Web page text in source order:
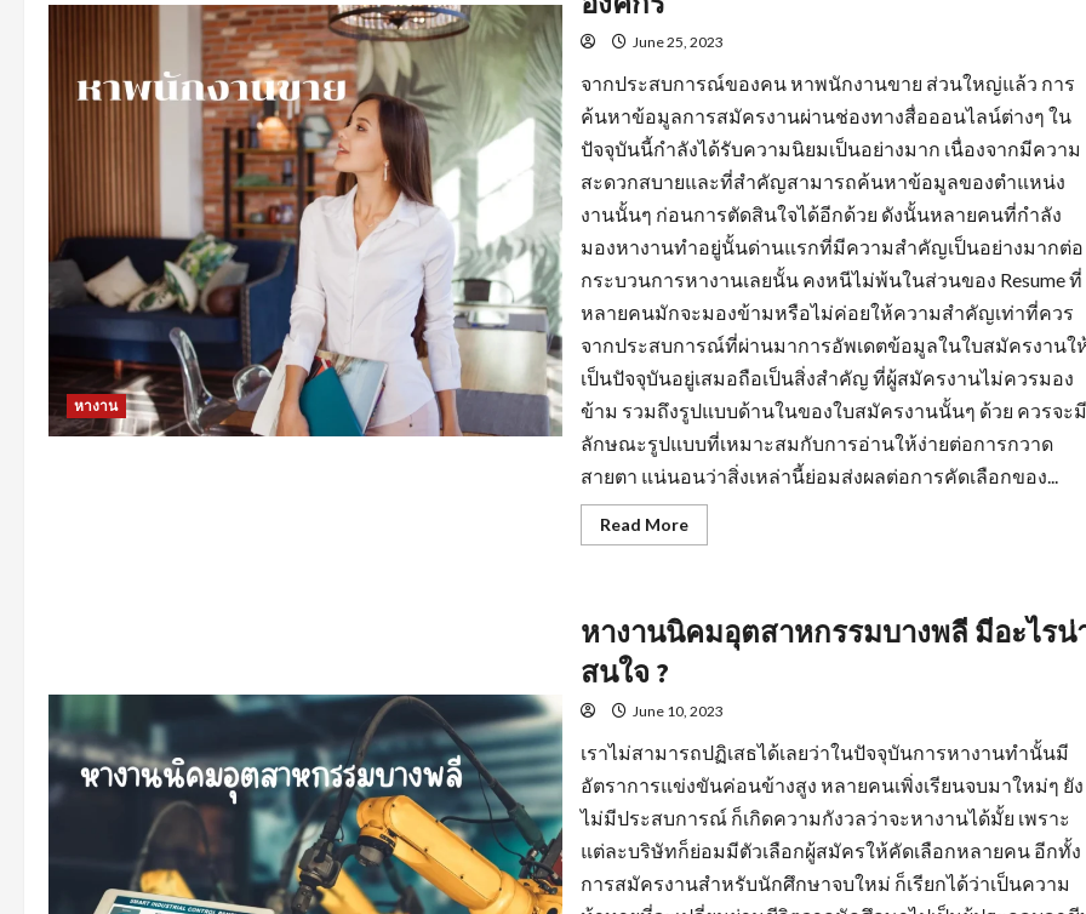
หางาน
June 25, 2023
จากประสบการณ์ของคน หาพนักงานขาย ส่วนใหญ่แล้ว การ
ค้นหาข้อมูลการสมัครงานผ่านช่องทางสื่อออนไลน์ต่างๆ ใน
ปัจจุบันนี้กำลังได้รับความนิยมเป็นอย่างมาก เนื่องจากมีความ
สะดวกสบายและที่สำคัญสามารถค้นหาข้อมูลของตำแหน่ง
งานนั้นๆ ก่อนการตัดสินใจได้อีกด้วย ดังนั้นหลายคนที่กำลัง
มองหางานทำอยู่นั้นด่านแรกที่มีความสำคัญเป็นอย่างมากต่อ
กระบวนการหางานเลยนั้น คงหนีไม่พ้นในส่วนของ Resume ที่
หลายคนมักจะมองข้ามหรือไม่ค่อยให้ความสำคัญเท่าที่ควร
จากประสบการณ์ที่ผ่านมาการอัพเดตข้อมูลในใบสมัครงานใ
เป็นปัจจุบันอยู่เสมอถือเป็นสิ่งสำคัญ ที่ผู้สมัครงานไม่ควรมอง
ข้าม รวมถึงรูปแบบด้านในของใบสมัครงานนั้นๆ ด้วย ควรจะมี
ลักษณะรูปแบบที่เหมาะสมกับการอ่านให้ง่ายต่อการกวาด
สายตา แน่นอนว่าสิ่งเหล่านี้ย่อมส่งผลต่อการคัดเลือกของ...
Read MoreRead
more
สำคัญ
ของ
พนักงาน
สร้าง
ความ
พึง
พอใจ
ให้
แก่
องค์กร
หางานนิคมอุตสาหกรรมบางพลี มีอะไรน่
สนใจ ?
June 10, 2023
เราไม่สามารถปฏิเสธได้เลยว่าในปัจจุบันการหางานทำนั้นมี
อัตราการแข่งขันค่อนข้างสูง หลายคนเพิ่งเรียนจบมาใหม่ๆ ยัง
ไม่มีประสบการณ์ ก็เกิดความกังวลว่าจะหางานได้มั้ย เพราะ
แต่ละบริษัทก็ย่อมมีตัวเลือกผู้สมัครให้คัดเลือกหลายคน อีกทั้ง
การสมัครงานสำหรับนักศึกษาจบใหม่ ก็เรียกได้ว่าเป็นความ